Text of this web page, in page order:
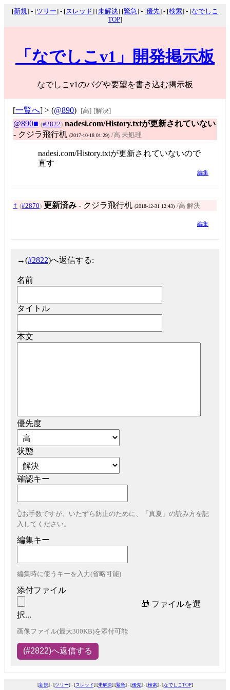
[新規] - [ツリー] - [スレッド] [未解決] [緊急] - [優先] - [検索] - [なでしこ
TOP]
「なでしこv1」開発掲示板
なでしこv1のバグや要望を書き込む掲示板
[一覧へ] > (@890) [高] [解決]
@890■ (#2822) nadesi.com/History.txtが更新されていない
- クジラ飛行机 (2017-10-18 01:29) /高 未処理
nadesi.com/History.txtが更新されていないので
直す
編集
↑ (#2870) 更新済み - クジラ飛行机 (2018-12-31 12:43) /高 解決
編集
→(#2822)へ返信する:
名前
タイトル
本文
優先度
状態
確認キー
👆お手数ですが、いたずら防止のために、「真夏」の読み方を記
入してください。
編集キー
編集時に使うキーを入力(省略可能)
添付ファイル
🎁 ファイルを選
択...
画像ファイル(最大300KB)を添付可能
[新規] - [ツリー] - [スレッド] [未解決] [緊急] - [優先] - [検索] - [なでしこTOP]